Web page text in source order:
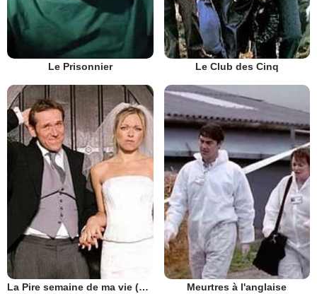
Le Prisonnier Le Club des Cinq
La Pire semaine de ma vie (UK) Meurtres à l'anglaise